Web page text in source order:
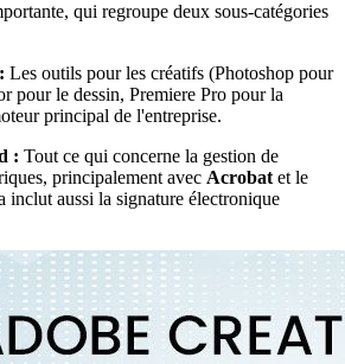
qui regroupe deux sous-catégories
Les outils pour les créatifs (Photoshop pour
pour le dessin, Premiere Pro pour la
principal de l'entreprise.
: Tout ce qui concerne la gestion de
principalement avec Acrobat et le
inclut aussi la signature électronique